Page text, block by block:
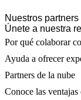
Nuestros partners
Únete a nuestra
Por qué colaborar
Ayuda a ofrecer
Partners de la nube
Conoce las